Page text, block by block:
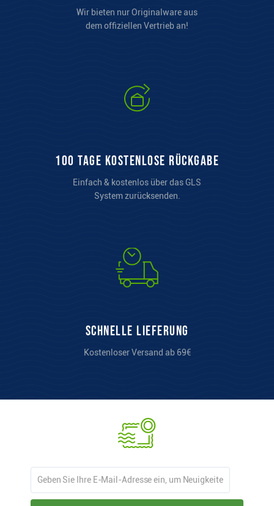
Wir bieten nur Originalware aus
dem offiziellen Vertrieb an!
100 Tage kostenlose Rückgabe
Einfach & kostenlos über das GLS
System zurücksenden.
Schnelle Lieferung
Kostenloser Versand ab 69€